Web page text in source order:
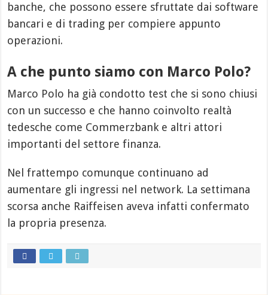
banche, che possono essere sfruttate dai software
bancari e di trading per compiere appunto
operazioni.
A che punto siamo con Marco Polo?
Marco Polo ha già condotto test che si sono chiusi
con un successo e che hanno coinvolto realtà
tedesche come Commerzbank e altri attori
importanti del settore finanza.
Nel frattempo comunque continuano ad
aumentare gli ingressi nel network. La settimana
scorsa anche Raiffeisen aveva infatti confermato
la propria presenza.